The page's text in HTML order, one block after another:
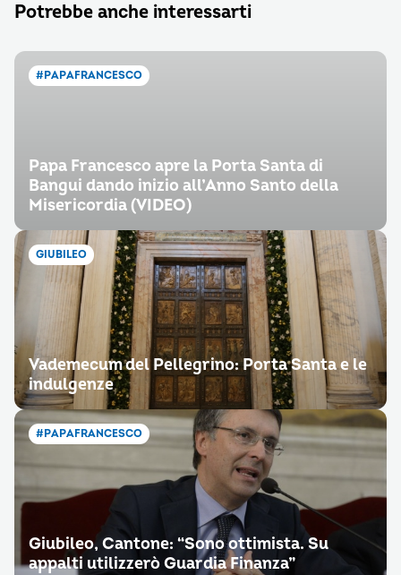
Potrebbe anche interessarti
#PAPAFRANCESCO
Papa Francesco apre la Porta Santa di
Bangui dando inizio all’Anno Santo della
Misericordia (VIDEO)
GIUBILEO
Vademecum del Pellegrino: Porta Santa e le
indulgenze
#PAPAFRANCESCO
Giubileo, Cantone: “Sono ottimista. Su
appalti utilizzerò Guardia Finanza”